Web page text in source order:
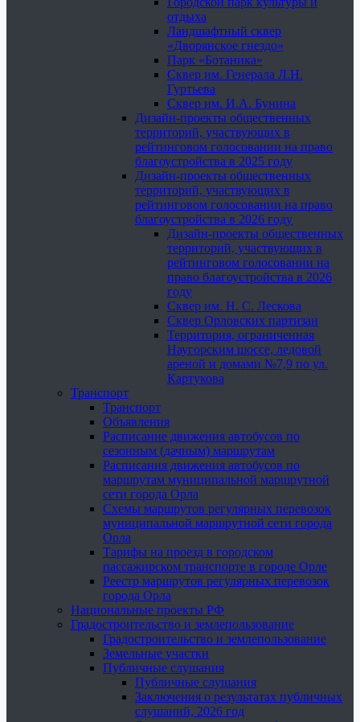
отдыха
Ландшафтный сквер
«Дворянское гнездо»
Парк «Ботаника»
Сквер им. Генерала Л.Н.
Гуртьева
Сквер им. И.А. Бунина
Дизайн-проекты общественных
территорий, участвующих в
рейтинговом голосовании на право
благоустройства в 2025 году
Дизайн-проекты общественных
территорий, участвующих в
рейтинговом голосовании на право
благоустройства в 2026 году
Дизайн-проекты общественных
территорий, участвующих в
рейтинговом голосовании на
право благоустройства в 2026
году
Сквер им. Н. С. Лескова
Сквер Орловских партизан
Территория, ограниченная
Наугорским шоссе, ледовой
ареной и домами №7,9 по ул.
Картукова
Транспорт
Транспорт
Объявления
Расписание движения автобусов по
сезонным (дачным) маршрутам
Расписания движения автобусов по
маршрутам муниципальной маршрутной
сети города Орла
Схемы маршрутов регулярных перевозок
муниципальной маршрутной сети города
Орла
Тарифы на проезд в городском
пассажирском транспорте в городе Орле
Реестр маршрутов регулярных перевозок
города Орла
Национальные проекты РФ
Градостроительство и землепользование
Градостроительство и землепользование
Земельные участки
Публичные слушания
Публичные слушания
Заключения о результатах публичных
слушаний, 2026 год